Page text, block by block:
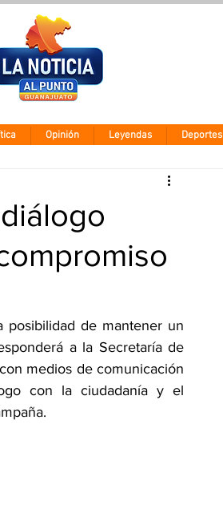
Opinión Leyendas Deportes
posibilidad de mantener un
a la Secretaría de
medios de comunicación
con la ciudadanía y el